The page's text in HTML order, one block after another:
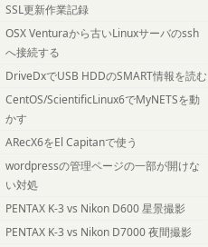
SSL更新作業記録
OSX Venturaから古いLinuxサーバのssh
へ接続する
DriveDxでUSB HDDのSMART情報を読む
CentOS/ScientificLinux6でMyNETSを動
かす
ARecX6をEl Capitanで使う
wordpressの管理ページの一部が開けな
い対処
PENTAX K-3 vs Nikon D600 星景撮影
PENTAX K-3 vs Nikon D7000 夜間撮影